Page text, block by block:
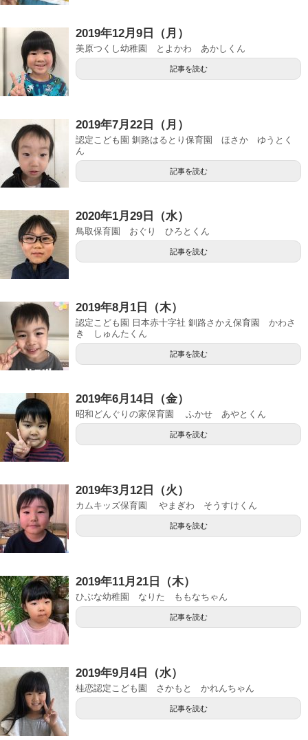
2019年12月9日（月）
美原つくし幼稚園 とよかわ あかしくん
記事を読む
2019年7月22日（月）
認定こども園 釧路はるとり保育園 ほさか ゆうとく
ん
記事を読む
2020年1月29日（水）
鳥取保育園 おぐり ひろとくん
記事を読む
2019年8月1日（木）
認定こども園 日本赤十字社 釧路さかえ保育園 かわさ
き しゅんたくん
記事を読む
2019年6月14日（金）
昭和どんぐりの家保育園 ふかせ あやとくん
記事を読む
2019年3月12日（火）
カムキッズ保育園 やまぎわ そうすけくん
記事を読む
2019年11月21日（木）
ひぶな幼稚園 なりた ももなちゃん
記事を読む
2019年9月4日（水）
桂恋認定こども園 さかもと かれんちゃん
記事を読む